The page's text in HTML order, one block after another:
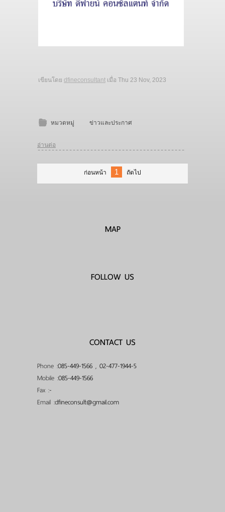
เขียนโดย dfineconsultant เมื่อ Thu 23 Nov, 2023
หมวดหมู่ ข่าวและประกาศ
อ่านต่อ
ก่อนหน้า 1 ถัดไป
MAP
FOLLOW US
CONTACT US
Phone :085-449-1566 , 02-477-1944-5
Mobile :085-449-1566
Fax :-
Email :dfineconsult@gmail.com